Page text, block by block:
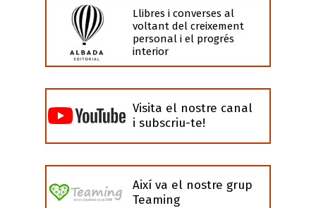
Llibres i converses al
voltant del creixement
personal i el progrés
interior
Visita el nostre canal
i subscriu-te!
Així va el nostre grup
Teaming